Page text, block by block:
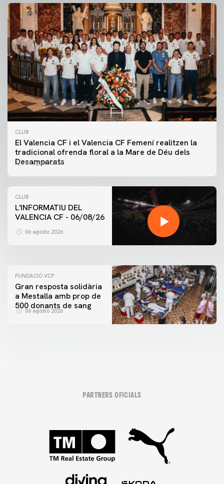
CLUB
El Valencia CF i el Valencia CF Femení realitzen la
tradicional ofrenda floral a la Mare de Déu dels
Desamparats
07 agosto 2026
CLUB
L'INFORMATIU DEL
VALENCIA CF - 06/08/26
06 agosto 2026
PRIMER EQUIP
ENTRENAMENT DEL VALENCIA CF 6/8/2026
FUNDACIÓ VCF
Gran resposta solidària
a Mestalla amb prop de
500 donants de sang
06 agosto 2026
PARTNERS OFICIALS